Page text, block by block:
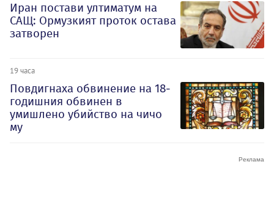
Иран постави ултиматум на
САЩ: Ормузкият проток остава
затворен
19 часа
Повдигнаха обвинение на 18-
годишния обвинен в
умишлено убийство на чичо
му